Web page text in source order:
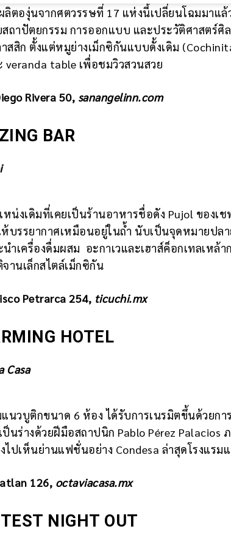
ลิตองุ่นจากศตวรรษที่ 17 แห่งนี้เปลี่ยนโฉมมาแล้
สถาปัตยกรรม การออกแบบ และประวัติศาสตร์
สสิก ตั้งแต่หมูย่างเม็กซิกันแบบดั้งเดิม
veranda table เพื่อชมวิวสวนสวย
Rivera 50, sanangelinn.com
BAR
หน่งเดิมที่เคยเป็นร้านอาหารชื่อดัง Pujol ของเ
บรรยากาศเหมือนอยู่ในถ้ำ นับเป็นจุดหมายปล
ำเครื่องดื่มผสม อะกาเวและเฮาส์ค็อกเทลเหล้
จานเล็กสไตล์เม็กซิกัน
Petrarca 254, ticuchi.mx
HOTEL
Casa
แนวบูติกขนาด 6 ห้อง ได้รับการเนรมิตขึ้นด้วยก
ป็นร่างด้วยฝีมือสถาปนิก Pablo Pérez
ไปเห็นย่านแฟชั่นอย่าง Condesa ล่าสุดโรงแรม
126, octaviacasa.mx
NIGHT OUT